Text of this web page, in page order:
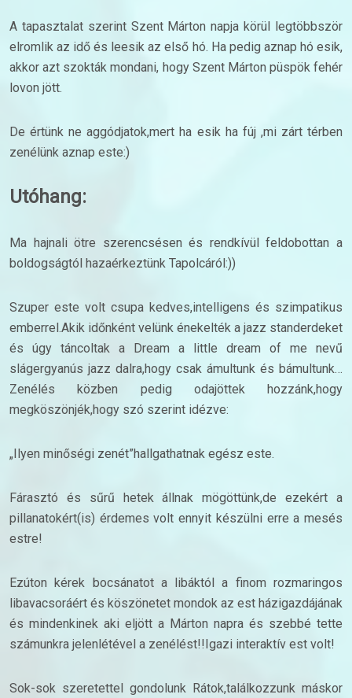
A tapasztalat szerint Szent Márton napja körül legtöbbször
elromlik az idő és leesik az első hó. Ha pedig aznap hó esik,
akkor azt szokták mondani, hogy Szent Márton püspök fehér
lovon jött.
De értünk ne aggódjatok,mert ha esik ha fúj ,mi zárt térben
zenélünk aznap este:)
Utóhang:
Ma hajnali ötre szerencsésen és rendkívül feldobottan a
boldogságtól hazaérkeztünk Tapolcáról:))
Szuper este volt csupa kedves,intelligens és szimpatikus
emberrel.Akik időnként velünk énekelték a jazz standerdeket
és úgy táncoltak a Dream a little dream of me nevű
slágergyanús jazz dalra,hogy csak ámultunk és bámultunk…
Zenélés közben pedig odajöttek hozzánk,hogy
megköszönjék,hogy szó szerint idézve:
„Ilyen minőségi zenét”hallgathatnak egész este.
Fárasztó és sűrű hetek állnak mögöttünk,de ezekért a
pillanatokért(is) érdemes volt ennyit készülni erre a mesés
estre!
Ezúton kérek bocsánatot a libáktól a finom rozmaringos
libavacsoráért és köszönetet mondok az est házigazdájának
és mindenkinek aki eljött a Márton napra és szebbé tette
számunkra jelenlétével a zenélést!!Igazi interaktív est volt!
Sok-sok szeretettel gondolunk Rátok,találkozzunk máskor